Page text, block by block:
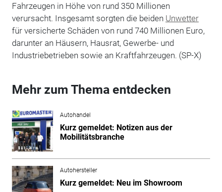
Fahrzeugen in Höhe von rund 350 Millionen
verursacht. Insgesamt sorgten die beiden Unwetter
für versicherte Schäden von rund 740 Millionen Euro,
darunter an Häusern, Hausrat, Gewerbe- und
Industriebetrieben sowie an Kraftfahrzeugen. (SP-X)
Mehr zum Thema entdecken
Autohandel
Kurz gemeldet: Notizen aus der
Mobilitätsbranche
Autohersteller
Kurz gemeldet: Neu im Showroom